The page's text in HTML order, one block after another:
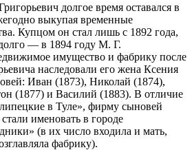
долгое время оставался в
выкупая временные
Купцом он стал лишь с 1892 года,
— в 1894 году М. Г.
имущество и фабрику после
наследовали его жена Ксения
Иван (1873), Николай (1874),
(1877) и Василий (1883). В отличие
в Туле», фирму сыновей
именовать в городе
(в их число входила и мать,
фабрику).